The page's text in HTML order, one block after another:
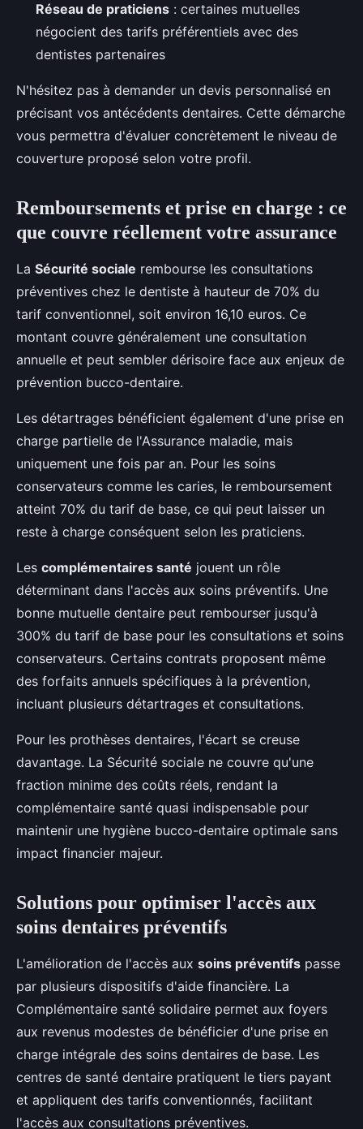
Réseau de praticiens : certaines mutuelles
négocient des tarifs préférentiels avec des
dentistes partenaires
N'hésitez pas à demander un devis personnalisé en
précisant vos antécédents dentaires. Cette démarche
vous permettra d'évaluer concrètement le niveau de
couverture proposé selon votre profil.
Remboursements et prise en charge : ce
que couvre réellement votre assurance
La Sécurité sociale rembourse les consultations
préventives chez le dentiste à hauteur de 70% du
tarif conventionnel, soit environ 16,10 euros. Ce
montant couvre généralement une consultation
annuelle et peut sembler dérisoire face aux enjeux de
prévention bucco-dentaire.
Les détartrages bénéficient également d'une prise en
charge partielle de l'Assurance maladie, mais
uniquement une fois par an. Pour les soins
conservateurs comme les caries, le remboursement
atteint 70% du tarif de base, ce qui peut laisser un
reste à charge conséquent selon les praticiens.
Les complémentaires santé jouent un rôle
déterminant dans l'accès aux soins préventifs. Une
bonne mutuelle dentaire peut rembourser jusqu'à
300% du tarif de base pour les consultations et soins
conservateurs. Certains contrats proposent même
des forfaits annuels spécifiques à la prévention,
incluant plusieurs détartrages et consultations.
Pour les prothèses dentaires, l'écart se creuse
davantage. La Sécurité sociale ne couvre qu'une
fraction minime des coûts réels, rendant la
complémentaire santé quasi indispensable pour
maintenir une hygiène bucco-dentaire optimale sans
impact financier majeur.
Solutions pour optimiser l'accès aux
soins dentaires préventifs
L'amélioration de l'accès aux soins préventifs passe
par plusieurs dispositifs d'aide financière. La
Complémentaire santé solidaire permet aux foyers
aux revenus modestes de bénéficier d'une prise en
charge intégrale des soins dentaires de base. Les
centres de santé dentaire pratiquent le tiers payant
et appliquent des tarifs conventionnés, facilitant
l'accès aux consultations préventives.